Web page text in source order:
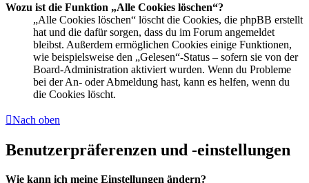
Wozu ist die Funktion „Alle Cookies löschen“?
„Alle Cookies löschen“ löscht die Cookies, die phpBB erstellt
hat und die dafür sorgen, dass du im Forum angemeldet
bleibst. Außerdem ermöglichen Cookies einige Funktionen,
wie beispielsweise den „Gelesen“-Status – sofern sie von der
Board-Administration aktiviert wurden. Wenn du Probleme
bei der An- oder Abmeldung hast, kann es helfen, wenn du
die Cookies löscht.
Nach oben
Benutzerpräferenzen und -einstellungen
Wie kann ich meine Einstellungen ändern?